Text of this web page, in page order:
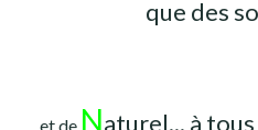
que des
et de Naturel... à